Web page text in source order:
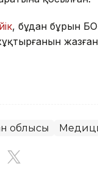
, бұдан бұрын
облысы